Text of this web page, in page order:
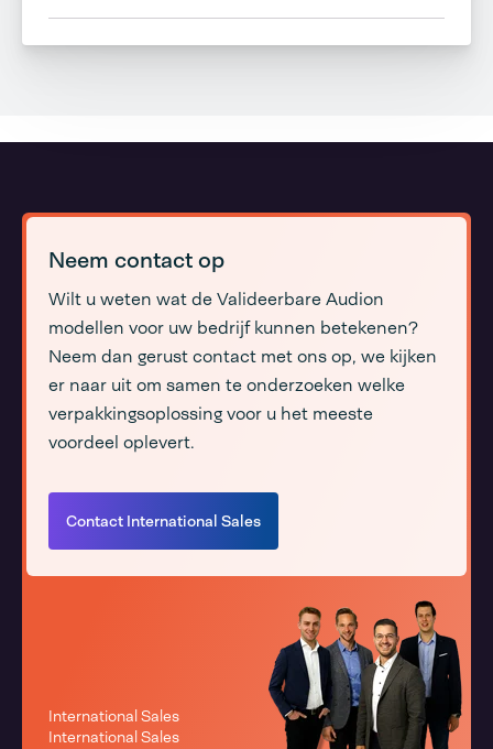
Neem contact op
Wilt u weten wat de Valideerbare Audion
modellen voor uw bedrijf kunnen betekenen?
Neem dan gerust contact met ons op, we kijken
er naar uit om samen te onderzoeken welke
verpakkingsoplossing voor u het meeste
voordeel oplevert.
Contact International Sales
International Sales
International Sales